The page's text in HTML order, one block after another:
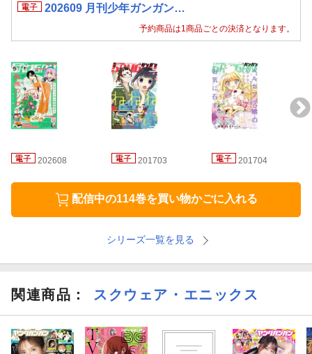
「英雄教室」原作：新木伸 作画：岸田こあら キャラクター原
案：森沢晴行／「FINAL FANTASY LOST STRANGER」原案：水
瀬葉月 漫画：亀屋樹／「ながされて藍蘭島」藤代健／「オウル
明けの魔女」眞行内さゆこ／「文車キサキの"不通"な恋」原作：石
原宙 作画：柏りんこ／「読むたびに幸せを！」着ちよあ／「龍
神の娘」越田うめ／「妖面のソラン」天谷吉人
202609 月刊少年ガンガン…
予約商品は1商品ごとの決済となります。
202608 201703 201704
配信中の114巻を買い物かごに入れる
シリーズ一覧を見る
関連商品 ： スクウェア・エニックス